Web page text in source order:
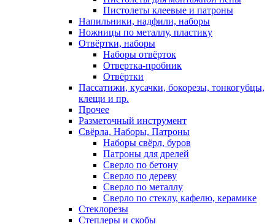
Пистолеты клеевые и патроны
Напильники, надфили, наборы
Ножницы по металлу, пластику
Отвёртки, наборы
Наборы отвёрток
Отвертка-пробник
Отвёртки
Пассатижи, кусачки, бокорезы, тонкогубцы,
клещи и пр.
Прочее
Разметочный инструмент
Свёрла, Наборы, Патроны
Наборы свёрл, буров
Патроны для дрелей
Сверло по бетону
Сверло по дереву
Сверло по металлу
Сверло по стеклу, кафелю, керамике
Стеклорезы
Степлеры и скобы